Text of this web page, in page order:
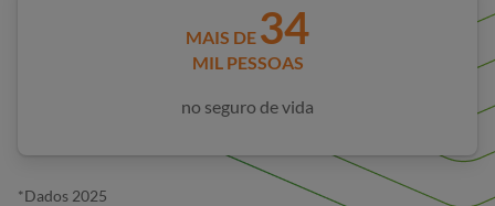
MAIS DE 34
MIL PESSOAS
no seguro de vida
*Dados 2025